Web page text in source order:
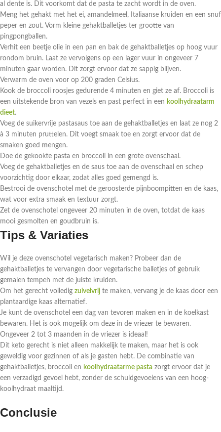
al dente is. Dit voorkomt dat de pasta te zacht wordt in de oven.
Meng het gehakt met het ei, amandelmeel, Italiaanse kruiden en een snuf
peper en zout. Vorm kleine gehaktballetjes ter grootte van
pingpongballen.
Verhit een beetje olie in een pan en bak de gehaktballetjes op hoog vuur
rondom bruin. Laat ze vervolgens op een lager vuur in ongeveer 7
minuten gaar worden. Dit zorgt ervoor dat ze sappig blijven.
Verwarm de oven voor op 200 graden Celsius.
Kook de broccoli roosjes gedurende 4 minuten en giet ze af. Broccoli is
een uitstekende bron van vezels en past perfect in een koolhydraatarm
dieet.
Voeg de suikervrije pastasaus toe aan de gehaktballetjes en laat ze nog 2
à 3 minuten pruttelen. Dit voegt smaak toe en zorgt ervoor dat de
smaken goed mengen.
Doe de gekookte pasta en broccoli in een grote ovenschaal.
Voeg de gehaktballetjes en de saus toe aan de ovenschaal en schep
voorzichtig door elkaar, zodat alles goed gemengd is.
Bestrooi de ovenschotel met de geroosterde pijnboompitten en de kaas,
wat voor extra smaak en textuur zorgt.
Zet de ovenschotel ongeveer 20 minuten in de oven, totdat de kaas
mooi gesmolten en goudbruin is.
Tips & Variaties
Wil je deze ovenschotel vegetarisch maken? Probeer dan de
gehaktballetjes te vervangen door vegetarische balletjes of gebruik
gemalen tempeh met de juiste kruiden.
Om het gerecht volledig zuivelvrij te maken, vervang je de kaas door een
plantaardige kaas alternatief.
Je kunt de ovenschotel een dag van tevoren maken en in de koelkast
bewaren. Het is ook mogelijk om deze in de vriezer te bewaren.
Ongeveer 2 tot 3 maanden in de vriezer is ideaal!
Dit keto gerecht is niet alleen makkelijk te maken, maar het is ook
geweldig voor gezinnen of als je gasten hebt. De combinatie van
gehaktballetjes, broccoli en koolhydraatarme pasta zorgt ervoor dat je
een verzadigd gevoel hebt, zonder de schuldgevoelens van een hoog-
koolhydraat maaltijd.
Conclusie